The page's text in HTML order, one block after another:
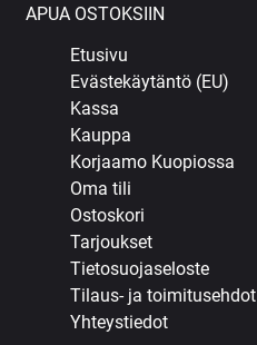
APUA OSTOKSIIN
Etusivu
Evästekäytäntö (EU)
Kassa
Kauppa
Korjaamo Kuopiossa
Oma tili
Ostoskori
Tarjoukset
Tietosuojaseloste
Tilaus- ja toimitusehdot
Yhteystiedot